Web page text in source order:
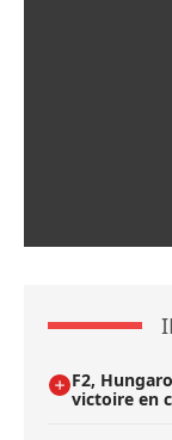
F2,
victoire en